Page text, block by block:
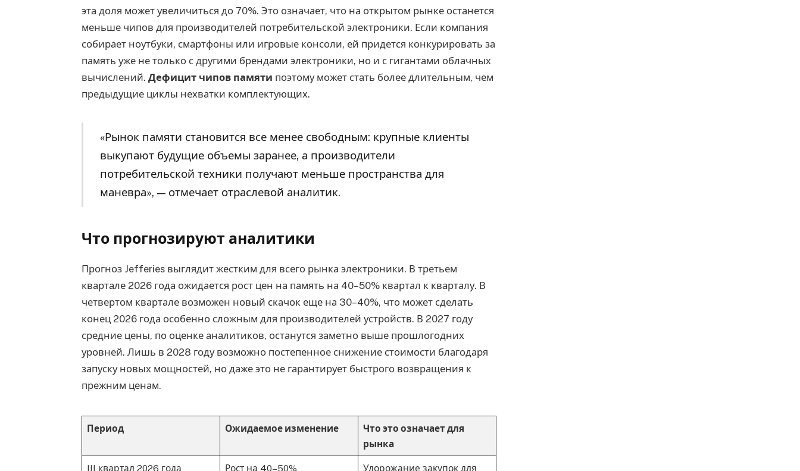
эта доля может увеличиться до 70%. Это означает, что на открытом рынке останется
меньше чипов для производителей потребительской электроники. Если компания
собирает ноутбуки, смартфоны или игровые консоли, ей придется конкурировать за
память уже не только с другими брендами электроники, но и с гигантами облачных
вычислений. Дефицит чипов памяти поэтому может стать более длительным, чем
предыдущие циклы нехватки комплектующих.
«Рынок памяти становится все менее свободным: крупные клиенты
выкупают будущие объемы заранее, а производители
потребительской техники получают меньше пространства для
маневра», — отмечает отраслевой аналитик.
Что прогнозируют аналитики
Прогноз Jefferies выглядит жестким для всего рынка электроники. В третьем
квартале 2026 года ожидается рост цен на память на 40–50% квартал к кварталу. В
четвертом квартале возможен новый скачок еще на 30–40%, что может сделать
конец 2026 года особенно сложным для производителей устройств. В 2027 году
средние цены, по оценке аналитиков, останутся заметно выше прошлогодних
уровней. Лишь в 2028 году возможно постепенное снижение стоимости благодаря
запуску новых мощностей, но даже это не гарантирует быстрого возвращения к
прежним ценам.
Период Ожидаемое изменение
Что это означает для
рынка
III квартал 2026 года Рост на 40–50% Удорожание закупок для